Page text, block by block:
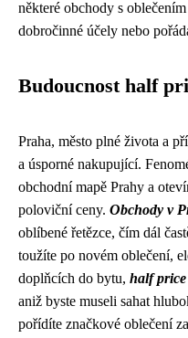
některé obchody s
dobročinné účely nebo
Budoucnost half
Praha, město plné života a
a úsporné nakupující.
obchodní mapě Prahy a
poloviční ceny. Obchody v
oblíbené řetězce, čím dál
toužíte po novém oblečení,
doplňcích do bytu, half
aniž byste museli sahat
pořídíte značkové oblečení